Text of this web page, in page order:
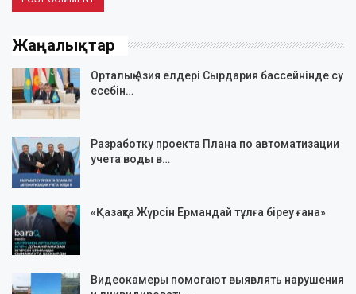
Жаңалықтар
Орталық Азия елдері Сырдария бассейнінде су
есебін…
Разработку проекта Плана по автоматизации
учета воды в…
«Қазақта Жүрсін Ермандай тұлға біреу ғана»
Видеокамеры помогают выявлять нарушения